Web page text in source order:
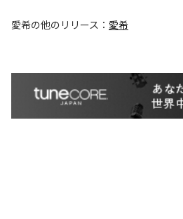
愛希の他のリリース： 愛希